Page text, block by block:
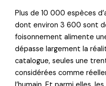
Plus de 10 000 espèces
dont environ 3 600 sont
foisonnement alimente
dépasse largement la
catalogue, seules une
considérées comme